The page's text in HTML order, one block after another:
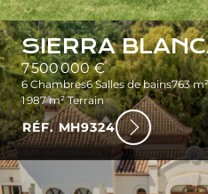
SIERRA
7 500 000 €
6 Chambres6 Salles de bains763
1 987 m² Terrain
RÉF. MH9324